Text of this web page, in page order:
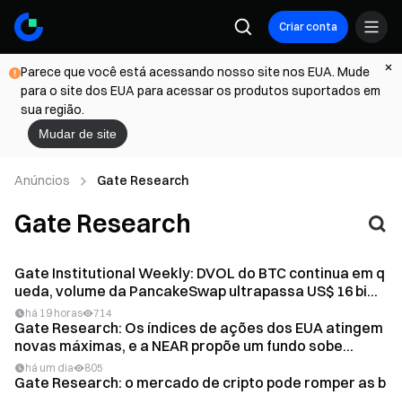
Criar conta
Parece que você está acessando nosso site nos EUA. Mude
para o site dos EUA para acessar os produtos suportados em
sua região.
Mudar de site
Anúncios Gate Research
Gate Research
Gate Institutional Weekly: DVOL do BTC continua em q
ueda, volume da PancakeSwap ultrapassa US$ 16 bi...
há 19 horas 714
Gate Research: Os índices de ações dos EUA atingem
novas máximas, e a NEAR propõe um fundo sobe...
há um dia 805
Gate Research: o mercado de cripto pode romper as b